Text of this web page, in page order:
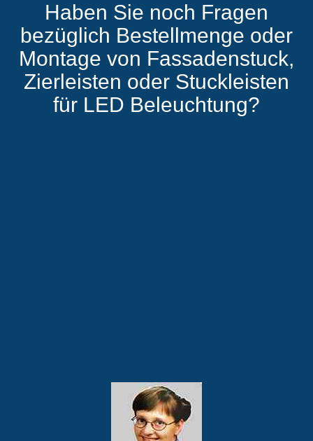
Haben Sie noch Fragen
bezüglich Bestellmenge oder
Montage von Fassadenstuck,
Zierleisten oder Stuckleisten
für LED Beleuchtung?